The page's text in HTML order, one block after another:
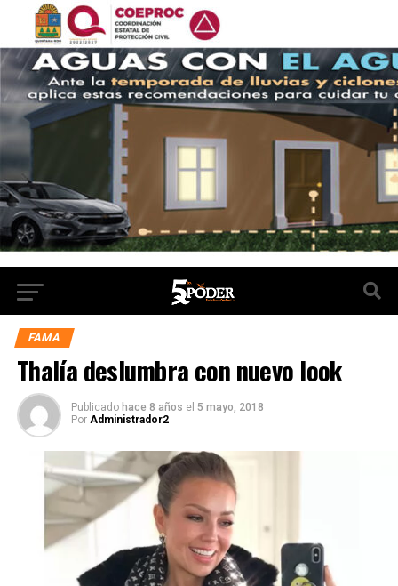
FAMA
Thalía deslumbra con nuevo look
Publicado hace 8 años el 5 mayo, 2018
Por Administrador2